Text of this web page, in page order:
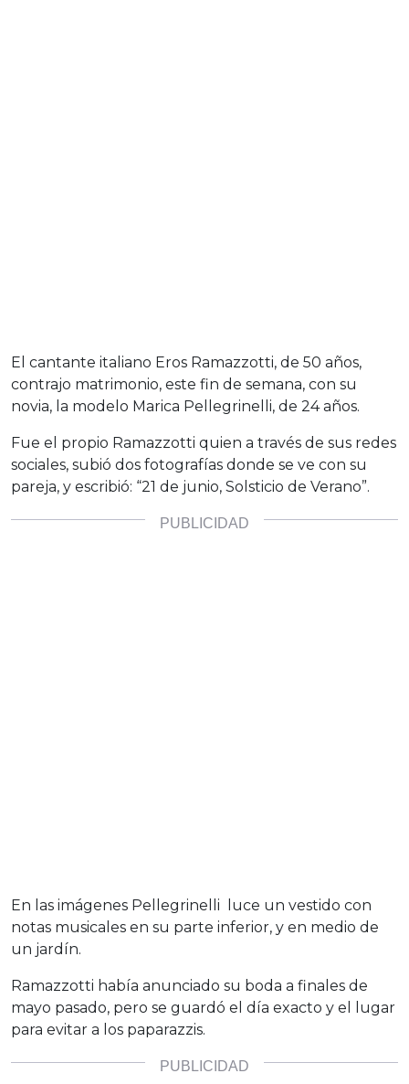
El cantante italiano Eros Ramazzotti, de 50 años,
contrajo matrimonio, este fin de semana, con su
novia, la modelo Marica Pellegrinelli, de 24 años.
Fue el propio Ramazzotti quien a través de sus redes
sociales, subió dos fotografías donde se ve con su
pareja, y escribió: “21 de junio, Solsticio de Verano”.
En las imágenes Pellegrinelli luce un vestido con
notas musicales en su parte inferior, y en medio de
un jardín.
Ramazzotti había anunciado su boda a finales de
mayo pasado, pero se guardó el día exacto y el lugar
para evitar a los paparazzis.